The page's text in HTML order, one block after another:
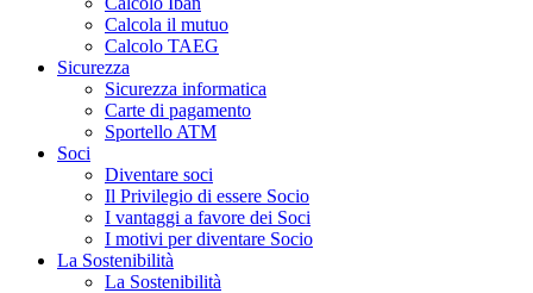
Calcola il mutuo
Calcolo TAEG
Sicurezza
Sicurezza informatica
Carte di pagamento
Sportello ATM
Soci
Diventare soci
Il Privilegio di essere Socio
I vantaggi a favore dei Soci
I motivi per diventare Socio
La Sostenibilità
La Sostenibilità